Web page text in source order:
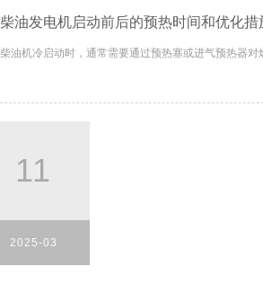
柴油发电机启动前后的预热时间和优化措
柴油机冷启动时，通常需要通过预热塞或进气预热器
11
2025-03